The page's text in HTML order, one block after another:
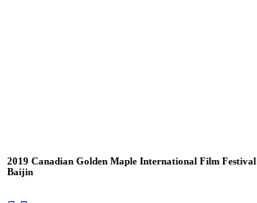
2019 Canadian Golden Maple International Film
Baijin